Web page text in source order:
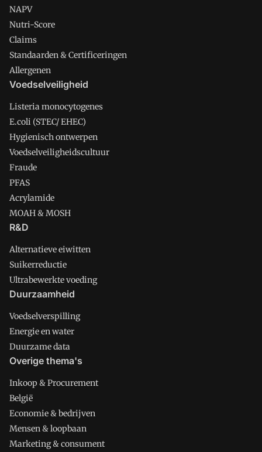
NAPV
Nutri-Score
Claims
Standaarden & Certificeringen
Allergenen
Voedselveiligheid
Listeria monocytogenes
E.coli (STEC/ EHEC)
Hygienisch ontwerpen
Voedselveiligheidscultuur
Fraude
PFAS
Acrylamide
MOAH & MOSH
R&D
Alternatieve eiwitten
Suikerreductie
Ultrabewerkte voeding
Duurzaamheid
Voedselverspilling
Energie en water
Duurzame data
Overige thema's
Inkoop & Procurement
België
Economie & bedrijven
Mensen & loopbaan
Marketing & consument